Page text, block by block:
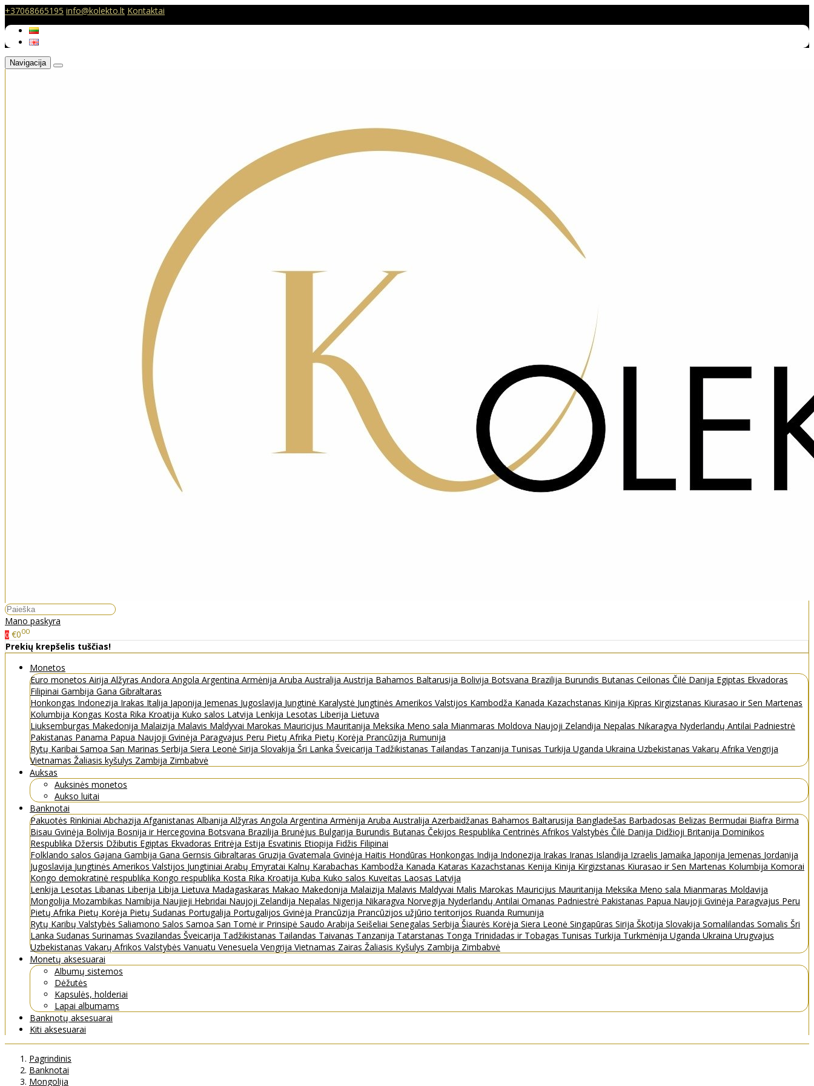
+37068665195 info@kolekto.lt Kontaktai
Navigacija
Mano paskyra
0 €000
Prekių krepšelis tuščias!
Monetos
Euro monetos Airija Alžyras Andora Angola Argentina Armėnija Aruba Australija Austrija Bahamos Baltarusija Bolivija Botsvana Brazilija Burundis Butanas Ceilonas Čilė Danija Egiptas Ekvadoras
Filipinai Gambija Gana Gibraltaras
Honkongas Indonezija Irakas Italija Japonija Jemenas Jugoslavija Jungtinė Karalystė Jungtinės Amerikos Valstijos Kambodža Kanada Kazachstanas Kinija Kipras Kirgizstanas Kiurasao ir Sen Martenas
Kolumbija Kongas Kosta Rika Kroatija Kuko salos Latvija Lenkija Lesotas Liberija Lietuva
Liuksemburgas Makedonija Malaizija Malavis Maldyvai Marokas Mauricijus Mauritanija Meksika Meno sala Mianmaras Moldova Naujoji Zelandija Nepalas Nikaragva Nyderlandų Antilai Padniestrė
Pakistanas Panama Papua Naujoji Gvinėja Paragvajus Peru Pietų Afrika Pietų Korėja Prancūzija Rumunija
Rytų Karibai Samoa San Marinas Serbija Siera Leonė Sirija Slovakija Šri Lanka Šveicarija Tadžikistanas Tailandas Tanzanija Tunisas Turkija Uganda Ukraina Uzbekistanas Vakarų Afrika Vengrija
Vietnamas Žaliasis kyšulys Zambija Zimbabvė
Auksas
Auksinės monetos
Aukso luitai
Banknotai
Pakuotės Rinkiniai Abchazija Afganistanas Albanija Alžyras Angola Argentina Armėnija Aruba Australija Azerbaidžanas Bahamos Baltarusija Bangladešas Barbadosas Belizas Bermudai Biafra Birma
Bisau Gvinėja Bolivija Bosnija ir Hercegovina Botsvana Brazilija Brunėjus Bulgarija Burundis Butanas Čekijos Respublika Centrinės Afrikos Valstybės Čilė Danija Didžioji Britanija Dominikos
Respublika Džersis Džibutis Egiptas Ekvadoras Eritrėja Estija Esvatinis Etiopija Fidžis Filipinai
Folklando salos Gajana Gambija Gana Gernsis Gibraltaras Gruzija Gvatemala Gvinėja Haitis Hondūras Honkongas Indija Indonezija Irakas Iranas Islandija Izraelis Jamaika Japonija Jemenas Jordanija
Jugoslavija Jungtinės Amerikos Valstijos Jungtiniai Arabų Emyratai Kalnų Karabachas Kambodža Kanada Kataras Kazachstanas Kenija Kinija Kirgizstanas Kiurasao ir Sen Martenas Kolumbija Komorai
Kongo demokratinė respublika Kongo respublika Kosta Rika Kroatija Kuba Kuko salos Kuveitas Laosas Latvija
Lenkija Lesotas Libanas Liberija Libija Lietuva Madagaskaras Makao Makedonija Malaizija Malavis Maldyvai Malis Marokas Mauricijus Mauritanija Meksika Meno sala Mianmaras Moldavija
Mongolija Mozambikas Namibija Naujieji Hebridai Naujoji Zelandija Nepalas Nigerija Nikaragva Norvegija Nyderlandų Antilai Omanas Padniestrė Pakistanas Papua Naujoji Gvinėja Paragvajus Peru
Pietų Afrika Pietų Korėja Pietų Sudanas Portugalija Portugalijos Gvinėja Prancūzija Prancūzijos užjūrio teritorijos Ruanda Rumunija
Rytų Karibų Valstybės Saliamono Salos Samoa San Tomė ir Prinsipė Saudo Arabija Seišeliai Senegalas Serbija Šiaurės Korėja Siera Leonė Singapūras Sirija Škotija Slovakija Somalilandas Somalis Šri
Lanka Sudanas Surinamas Svazilandas Šveicarija Tadžikistanas Tailandas Taivanas Tanzanija Tatarstanas Tonga Trinidadas ir Tobagas Tunisas Turkija Turkmėnija Uganda Ukraina Urugvajus
Uzbekistanas Vakarų Afrikos Valstybės Vanuatu Venesuela Vengrija Vietnamas Zairas Žaliasis Kyšulys Zambija Zimbabvė
Monetų aksesuarai
Albumų sistemos
Dėžutės
Kapsulės, holderiai
Lapai albumams
Banknotų aksesuarai
Kiti aksesuarai
Pagrindinis
Banknotai
Mongolija